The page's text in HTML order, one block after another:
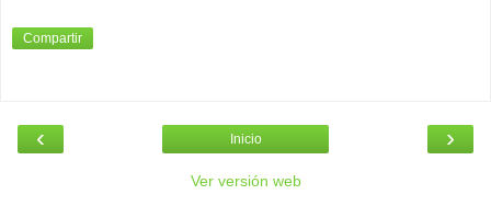
Compartir
‹ ›
Inicio
Ver versión web